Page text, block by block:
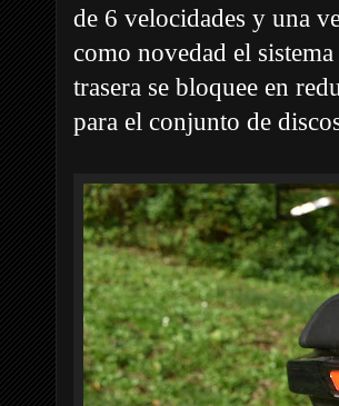
de 6 velocidades y una
como novedad el
trasera se bloquee en
para el conjunto de